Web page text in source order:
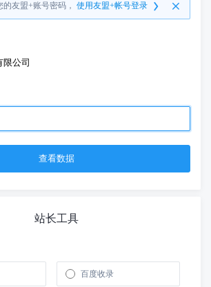
友盟+账号密码， 使用友盟+帐号登录
公司
站长工具
百度收录